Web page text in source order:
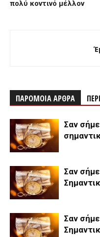
πολύ κοντινό μέλλον
ΠΑΡΟΜΟΙΑ ΑΡΘΡΑ
Σαν
Σαν
Σαν